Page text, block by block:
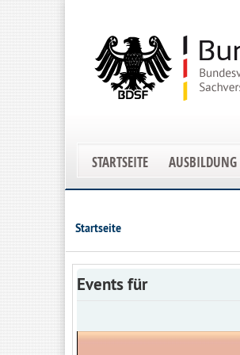
STARTSEITE AUSBILDUNG
Startseite
Events für